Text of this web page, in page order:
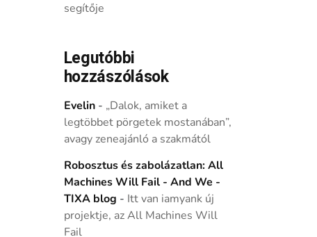
segítője
Legutóbbi
hozzászólások
Evelin- „Dalok, amiket a
legtöbbet pörgetek mostanában”,
avagy zeneajánló a szakmától
Robosztus és zabolázatlan: All
Machines Will Fail - And We -
TIXA blog - Itt van iamyank új
projektje, az All Machines Will
Fail